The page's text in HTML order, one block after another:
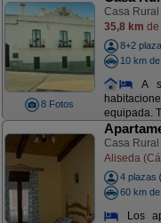
8 Fotos
Casa Rural
35,8 km de
8+2
10 km
A
equipada.
Casa Rural
Aliseda
4 plazas
60 km
Los